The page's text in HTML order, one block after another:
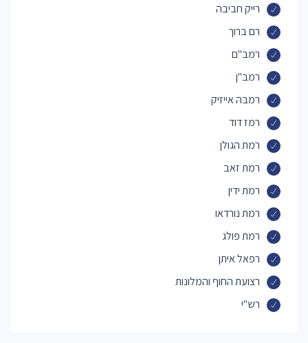
רייק חביבה
רם ברוך
רמב"ם
רמב"ן
רמבה אייזיק
רמז דוד
רמת הגולן
רמת זאב
רמת ידין
רמת נורדאו
רמת פולג
רפאל איתן
רצועת החוף והמלונות
רש"י